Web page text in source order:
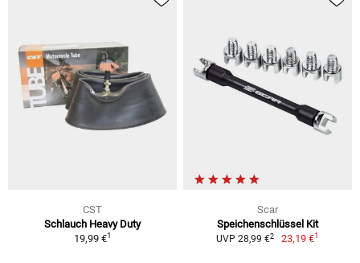
CST
Schlauch Heavy Duty
19,99 €1
Scar
Speichenschlüssel Kit
UVP 28,99 €2 23,19 €1